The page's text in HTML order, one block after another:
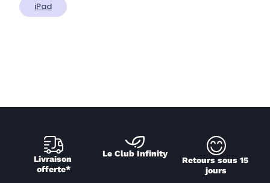
iPad
Livraison
offerte*
Le Club Infinity
Retours sous 15
jours